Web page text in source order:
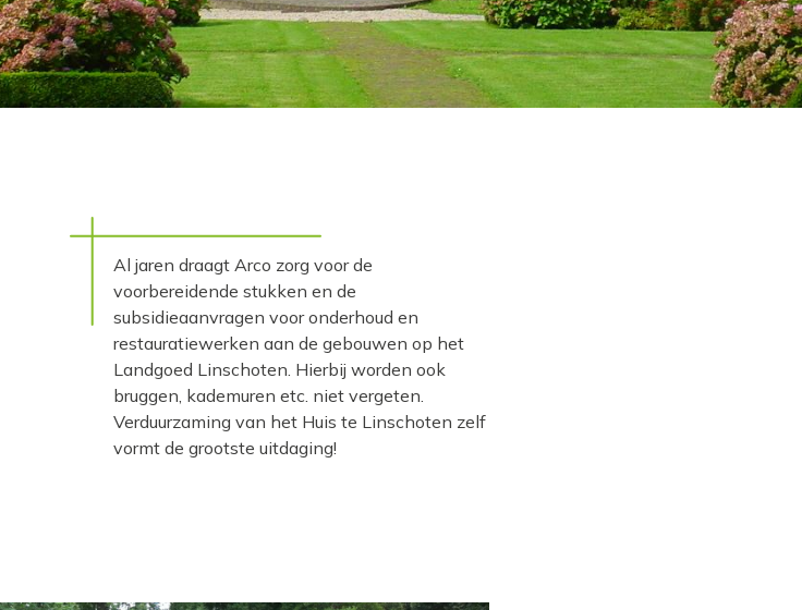
Al jaren draagt Arco zorg voor de
voorbereidende stukken en de
subsidieaanvragen voor onderhoud en
restauratiewerken aan de gebouwen op het
Landgoed Linschoten. Hierbij worden ook
bruggen, kademuren etc. niet vergeten.
Verduurzaming van het Huis te Linschoten zelf
vormt de grootste uitdaging!